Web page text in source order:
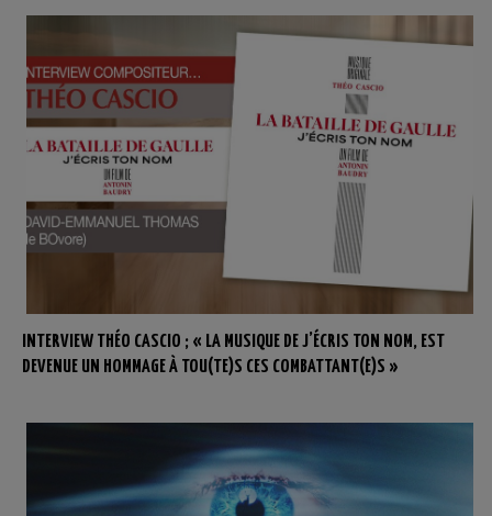
INTERVIEW THÉO CASCIO ; « LA MUSIQUE DE J’ÉCRIS TON NOM, EST
DEVENUE UN HOMMAGE À TOU(TE)S CES COMBATTANT(E)S »